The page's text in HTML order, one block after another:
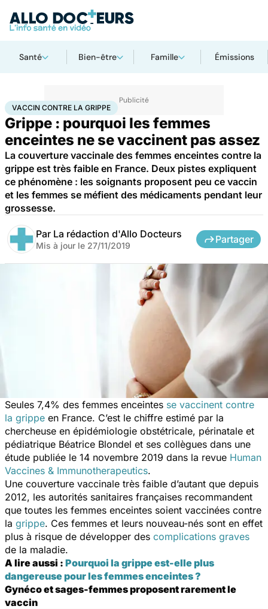
Santé Bien-être Famille Émissions
AccueilSantéMédicamentsVaccin contre la grippe
VACCIN CONTRE LA GRIPPE
Grippe : pourquoi les femmes
enceintes ne se vaccinent pas assez
La couverture vaccinale des femmes enceintes contre la
grippe est très faible en France. Deux pistes expliquent
ce phénomène : les soignants proposent peu ce vaccin
et les femmes se méfient des médicaments pendant leur
grossesse.
Par La rédaction d'Allo Docteurs
Mis à jour le 27/11/2019
Partager
Seules 7,4% des femmes enceintes se vaccinent contre
la grippe en France. C’est le chiffre estimé par la
chercheuse en épidémiologie obstétricale, périnatale et
pédiatrique Béatrice Blondel et ses collègues dans une
étude publiée le 14 novembre 2019 dans la revue Human
Vaccines & Immunotherapeutics.
Une couverture vaccinale très faible d’autant que depuis
2012, les autorités sanitaires françaises recommandent
que toutes les femmes enceintes soient vaccinées contre
la grippe. Ces femmes et leurs nouveau-nés sont en effet
plus à risque de développer des complications graves
de la maladie.
A lire aussi : Pourquoi la grippe est-elle plus
dangereuse pour les femmes enceintes ?
Gynéco et sages-femmes proposent rarement le
vaccin